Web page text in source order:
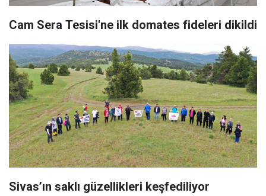
Cam Sera Tesisi'ne ilk domates fideleri dikildi
Sivas’ın saklı güzellikleri keşfediliyor